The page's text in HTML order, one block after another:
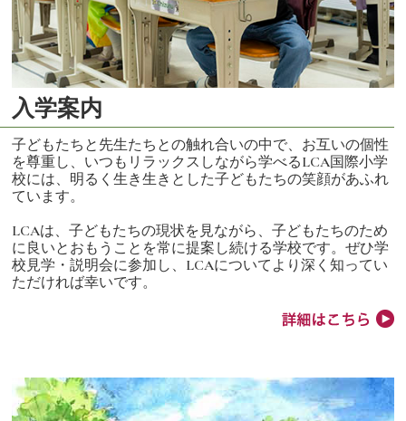
入学案内
子どもたちと先生たちとの触れ合いの中で、お互いの個性
を尊重し、いつもリラックスしながら学べるLCA国際小学
校には、明るく生き生きとした子どもたちの笑顔があふれ
ています。
LCAは、子どもたちの現状を見ながら、子どもたちのため
に良いとおもうことを常に提案し続ける学校です。ぜひ学
校見学・説明会に参加し、LCAについてより深く知ってい
ただければ幸いです。